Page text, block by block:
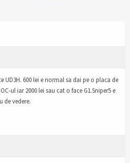
UD3H. 600 lei e normal sa dai pe o placa de
ul iar 2000 lei sau cat o face G1.Sniper5 e
de vedere.